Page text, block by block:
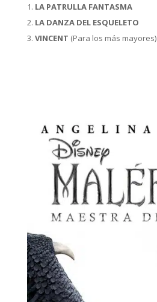
LA PATRULLA FANTASMA
LA DANZA DEL ESQUELETO
VINCENT (Para los más mayores)